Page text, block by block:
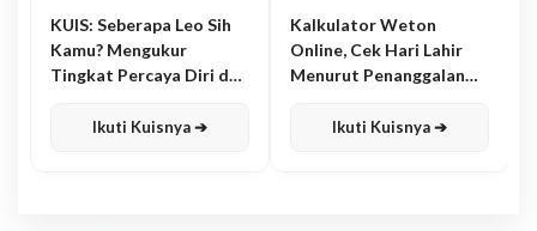
KUIS: Seberapa Leo Sih
Kamu? Mengukur
Tingkat Percaya Diri dan
Ikuti Kuisnya ➔
Kalkulator Weton
Online, Cek Hari Lahir
Menurut Penanggalan
Ikuti Kuisnya ➔